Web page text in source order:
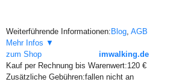
Weiterführende Informationen: Blog, AGB
Mehr Infos ▼
zum Shop
imwalking.de
Kauf per Rechnung bis Warenwert:120 €
Zusätzliche Gebühren:fallen nicht an